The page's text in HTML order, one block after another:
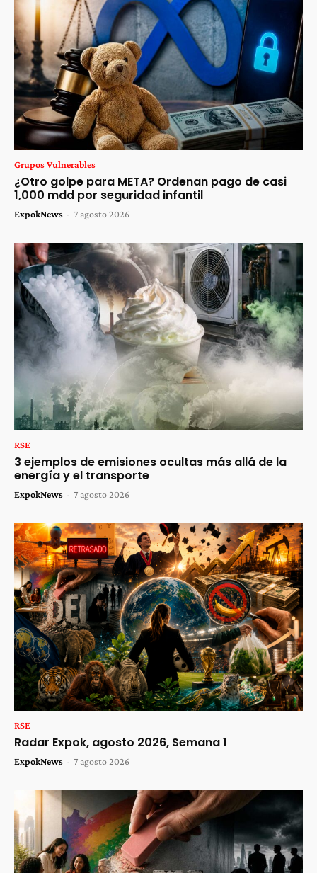
Grupos Vulnerables
¿Otro golpe para META? Ordenan pago de casi
1,000 mdd por seguridad infantil
ExpokNews - 7 agosto 2026
RSE
3 ejemplos de emisiones ocultas más allá de la
energía y el transporte
ExpokNews - 7 agosto 2026
RSE
Radar Expok, agosto 2026, Semana 1
ExpokNews - 7 agosto 2026